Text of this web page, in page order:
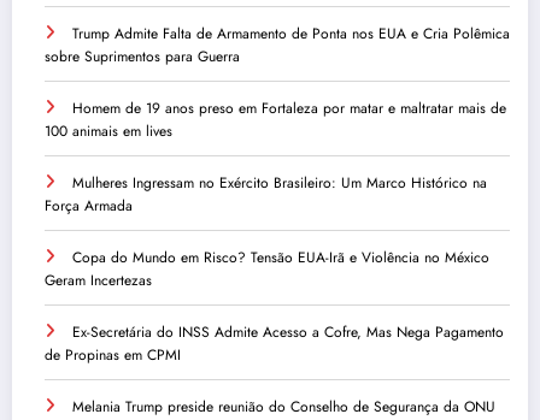
Trump Admite Falta de Armamento de Ponta nos EUA e Cria Polêmica
sobre Suprimentos para Guerra
Homem de 19 anos preso em Fortaleza por matar e maltratar mais de
100 animais em lives
Mulheres Ingressam no Exército Brasileiro: Um Marco Histórico na
Força Armada
Copa do Mundo em Risco? Tensão EUA-Irã e Violência no México
Geram Incertezas
Ex-Secretária do INSS Admite Acesso a Cofre, Mas Nega Pagamento
de Propinas em CPMI
Melania Trump preside reunião do Conselho de Segurança da ONU